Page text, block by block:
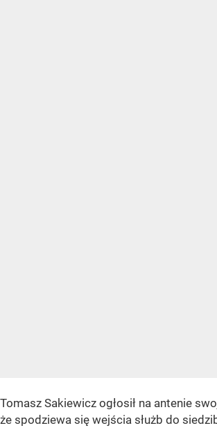
Tomasz Sakiewicz ogłosił na antenie
że spodziewa się wejścia służb do